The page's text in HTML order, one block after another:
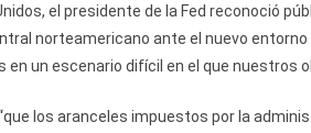
el presidente de la Fed reconoció
norteamericano ante el nuevo entorno
en un escenario difícil en el que nuestros
los aranceles impuestos por la